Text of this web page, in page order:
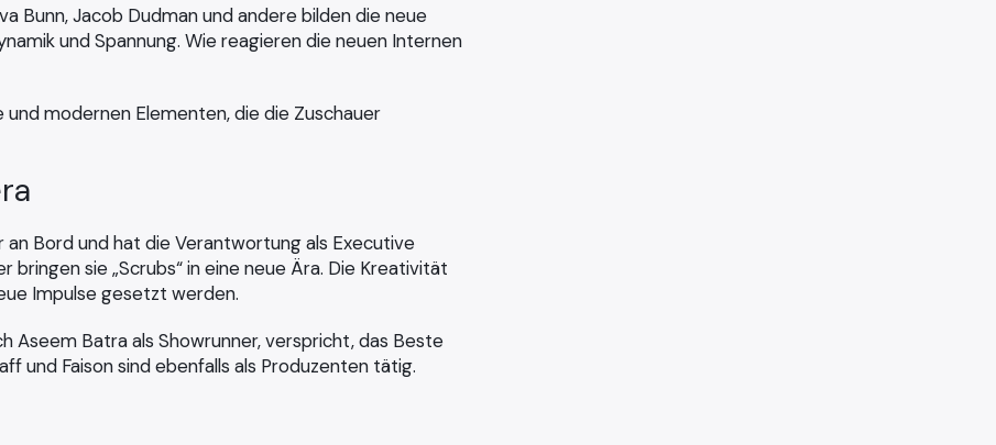
Bunn, Jacob Dudman und andere bilden die neue
und Spannung. Wie reagieren die neuen Internen
und modernen Elementen, die die Zuschauer
Bord und hat die Verantwortung als Executive
sie „Scrubs“ in eine neue Ära. Die Kreativität
Impulse gesetzt werden.
Aseem Batra als Showrunner, verspricht, das Beste
und Faison sind ebenfalls als Produzenten tätig.